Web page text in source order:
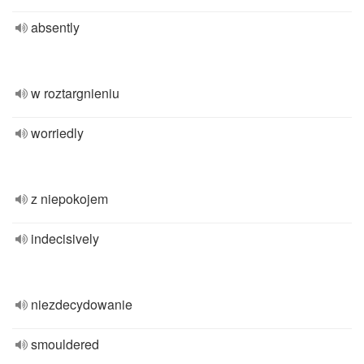
absently
w roztargnieniu
worriedly
z niepokojem
indecisively
niezdecydowanie
smouldered